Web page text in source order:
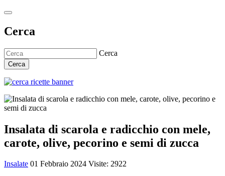
Cerca
Cerca
Cerca
Insalata di scarola e radicchio con mele,
carote, olive, pecorino e semi di zucca
Insalate 01 Febbraio 2024 Visite: 2922